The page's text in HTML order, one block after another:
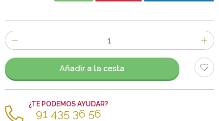
Número
de
artículos
Añadir a la cesta
¿TE PODEMOS AYUDAR?
91 435 36 56